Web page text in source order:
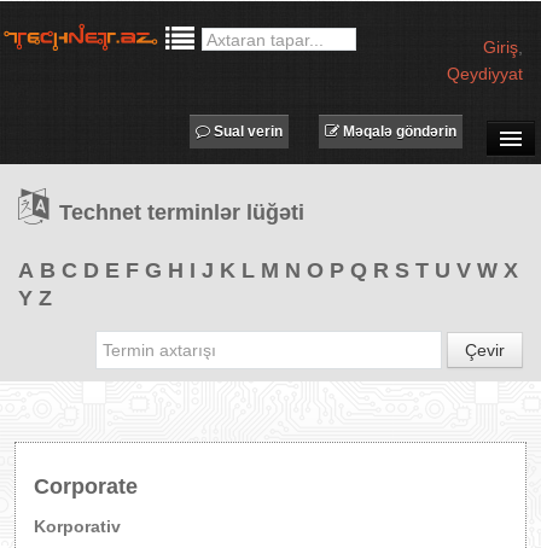
Giriş
Qeydiyyat
TƏDBİRLƏR
PROQRAMLAR
Məqalə göndərin
Sual verin
Technet terminlər lüğəti
A B C D E F G H I J K L M N O P Q R S T U V W X
Y Z
Çevir
Corporate
Korporativ